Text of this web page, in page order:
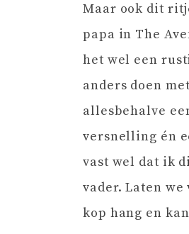
Maar ook dit
papa in The
het wel een
anders doen
allesbehalve
versnelling én
vast wel dat ik
vader. Laten
kop hang en